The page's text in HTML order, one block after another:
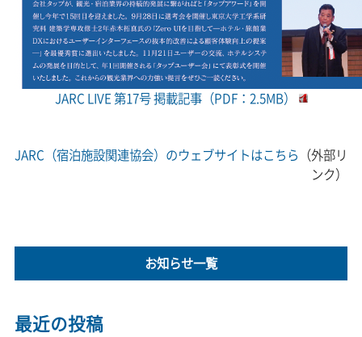
JARC LIVE 第17号 掲載記事（PDF：2.5MB）
JARC（宿泊施設関連協会）のウェブサイトはこちら （外部リ
ンク）
お知らせ一覧
最近の投稿